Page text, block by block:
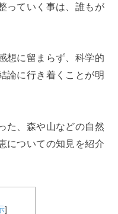
っていく事は、誰もが
想に留まらず、科学的
論に行き着くことが明
た、森や山などの自然
についての知見を紹介
]